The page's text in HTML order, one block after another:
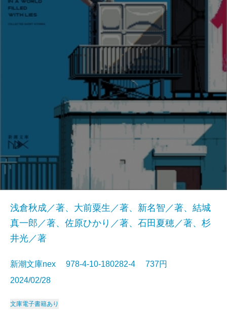
浅倉秋成／著、大前粟生／著、新名智／著、結城
真一郎／著、佐原ひかり／著、石田夏穂／著、杉
井光／著
新潮文庫nex 978-4-10-180282-4 737円
2024/02/28
文庫電子書籍あり